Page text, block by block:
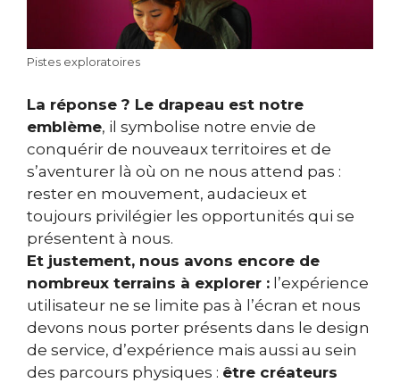
Pistes exploratoires
La réponse ? Le drapeau est notre
emblème, il symbolise notre envie de
conquérir de nouveaux territoires et de
s’aventurer là où on ne nous attend pas :
rester en mouvement, audacieux et
toujours privilégier les opportunités qui se
présentent à nous.
Et justement, nous avons encore de
nombreux terrains à explorer : l’expérience
utilisateur ne se limite pas à l’écran et nous
devons nous porter présents dans le design
de service, d’expérience mais aussi au sein
des parcours physiques : être créateurs